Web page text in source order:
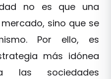
no es que una
sino que se
Por ello, es
más idónea
las sociedades